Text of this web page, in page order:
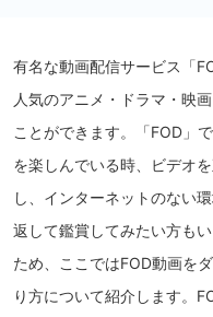
有名な動画配信サービス「
人気のアニメ・ドラマ・映
ことができます。「FOD」
を楽しんでいる時、ビデオ
し、インターネットのない
返して鑑賞してみたい方も
ため、ここではFOD動画を
り方について紹介します。